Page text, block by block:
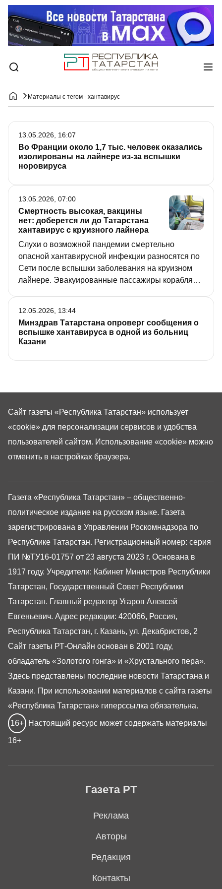
Материалы с тегом - хантавирус
Во Франции около 1,7 тыс. человек оказались
изолированы на лайнере из-за вспышки
норовируса
13.05.2026, 16:07
Смертность высокая, вакцины
нет: доберется ли до Татарстана
хантавирус с круизного лайнера
Слухи о возможной пандемии смертельно
опасной хантавирусной инфекции разносятся по
Сети после вспышки заболевания на круизном
лайнере. Эвакуированные пассажиры корабля
узнала, чем опасен хантавирус, и может ли он
добраться до республики.
13.05.2026, 07:00
Минздрав Татарстана опроверг сообщения о
вспышке хантавируса в одной из больниц
Казани
12.05.2026, 13:44
Газета РТ
Реклама
Авторы
Редакция
Контакты
Газета «Республика Татарстан» – общественно-
политическое издание на русском языке. Газета
зарегистрирована в Управлении Роскомнадзора по
Республике Татарстан. Регистрационный номер: серия
ПИ №ТУ16-01757 от 23 августа 2023 г. Основана в
1917 году. Учредители: Кабинет Министров Республики
Татарстан, Государственный Совет Республики
Татарстан. Главный редактор Угаров Алексей
Евгеньевич. Адрес редакции: 420066, Россия,
Республика Татарстан, г. Казань, ул. Декабристов, 2
Сайт газеты РТ-Онлайн основан в 2001 году,
обладатель «Золотого гонга» и «Хрустального пера».
Здесь представлены последние новости Татарстана и
Казани. При использовании материалов с сайта газеты
«Республика Татарстан» гиперссылка обязательна.
16+ Настоящий ресурс может содержать материалы
16+
Сайт газеты «Республика Татарстан» использует
«cookie» для персонализации сервисов и удобства
пользователей сайтом. Использование «cookie» можно
отменить в настройках браузера.